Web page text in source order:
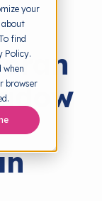
your
about
find
Policy.
browser